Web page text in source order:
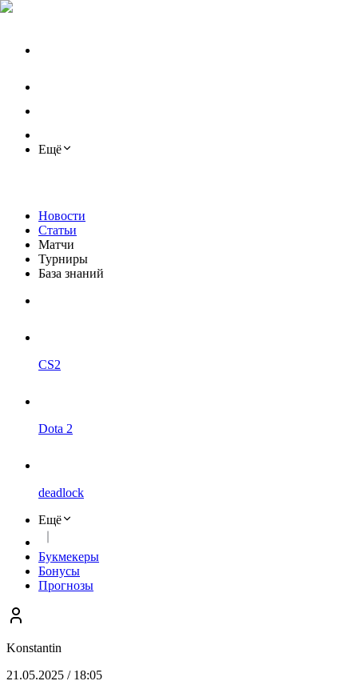
Ещё
Новости
Статьи
Матчи
Турниры
База знаний
CS2
Dota 2
deadlock
Ещё
Букмекеры
Бонусы
Прогнозы
Konstantin
21.05.2025 / 18:05